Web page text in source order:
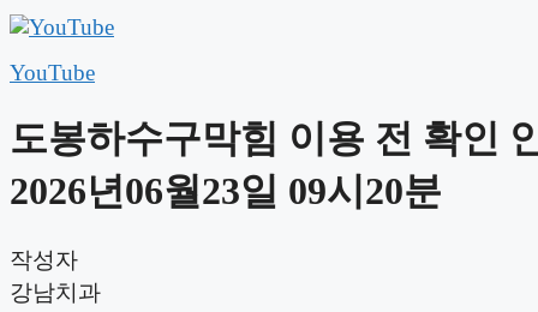
YouTube
도봉하수구막힘 이용 전 확인
2026년06월23일 09시20분
작성자
강남치과